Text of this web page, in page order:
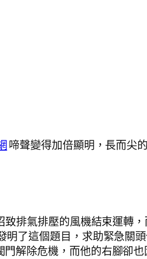
啼聲變得加倍顯明，長而尖
排氣排壓的風機結束運轉
明了這個題目，求助緊急關
解除危機，而他的右腳卻